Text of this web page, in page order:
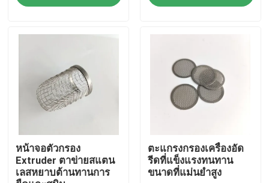
ขอใบเสนอราคา
ตาข่ายทอสแตนเลส
ตาข่ายรักษาความปลอดภัยสแตนเลส
ตาข่ายหน้าต่างสแตนเลส
หน้าจอตัวกรอง
Extruder ตาข่ายสแตน
เลสหยาบต้านทานการ
ตะแกรงกรองเครื่องอัด
รีดที่แข็งแรงทนทาน
ขนาดที่แม่นยำสูง